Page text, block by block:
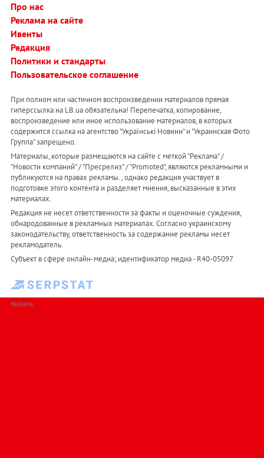
Про нас
Реклама на сайте
Ивенты
Редакция
Политики и стандарты
Пользовательское соглашение
При полном или частичном воспроизведении материалов прямая
гиперссылка на LB.ua обязательна! Перепечатка, копирование,
воспроизведение или иное использование материалов, в которых
содержится ссылка на агентство "Українськi Новини" и "Украинская Фото
Группа" запрещено.
Материалы, которые размещаются на сайте с меткой "Реклама" /
"Новости компаний" / "Пресрелиз" / "Promoted", являются рекламными и
публикуются на правах рекламы. , однако редакция участвует в
подготовке этого контента и разделяет мнения, высказанные в этих
материалах.
Редакция не несет ответственности за факты и оценочные суждения,
обнародованные в рекламных материалах. Согласно украинскому
законодательству, ответственность за содержание рекламы несет
рекламодатель.
Субъект в сфере онлайн-медиа; идентификатор медиа - R40-05097
РЕКЛАМА